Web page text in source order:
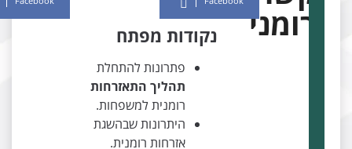
רומני נקודות מפתח
פתרונות להתחלת
תהליך התאזרחות
רומנית למשפחות.
היתרונות שבהשגת
אזרחות רומנית.